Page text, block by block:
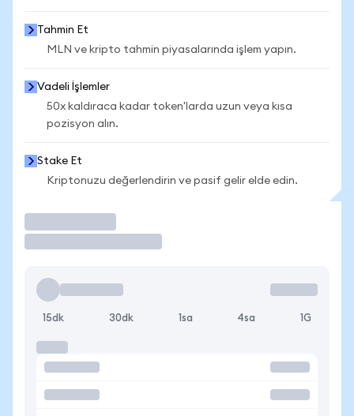
Tahmin Et
MLN ve kripto tahmin piyasalarında işlem yapın.
Vadeli İşlemler
50x kaldıraca kadar token'larda uzun veya kısa
pozisyon alın.
Stake Et
Kriptonuzu değerlendirin ve pasif gelir elde edin.
15dk 30dk 1sa 4sa 1G